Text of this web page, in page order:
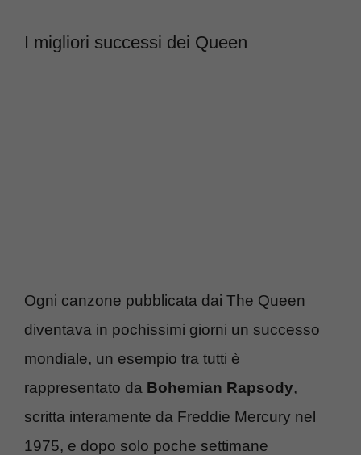
I migliori successi dei Queen
Ogni canzone pubblicata dai The Queen
diventava in pochissimi giorni un successo
mondiale, un esempio tra tutti è
rappresentato da Bohemian Rapsody,
scritta interamente da Freddie Mercury nel
1975, e dopo solo poche settimane